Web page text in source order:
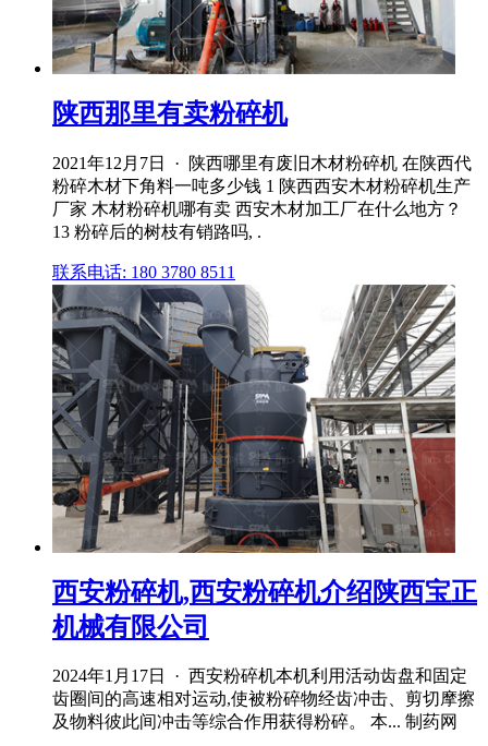
陕西那里有卖粉碎机
2021年12月7日 · 陕西哪里有废旧木材粉碎机 在陕西代
粉碎木材下角料一吨多少钱 1 陕西西安木材粉碎机生产
厂家 木材粉碎机哪有卖 西安木材加工厂在什么地方？
13 粉碎后的树枝有销路吗, .
联系电话: 180 3780 8511
西安粉碎机,西安粉碎机介绍陕西宝正
机械有限公司
2024年1月17日 · 西安粉碎机本机利用活动齿盘和固定
齿圈间的高速相对运动,使被粉碎物经齿冲击、剪切摩擦
及物料彼此间冲击等综合作用获得粉碎。 本... 制药网